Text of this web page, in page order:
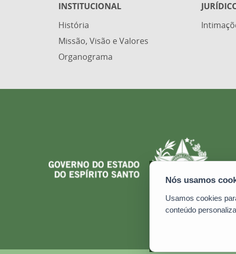
INSTITUCIONAL
História
Missão, Visão e Valores
Organograma
Usamos cookies
conteúdo